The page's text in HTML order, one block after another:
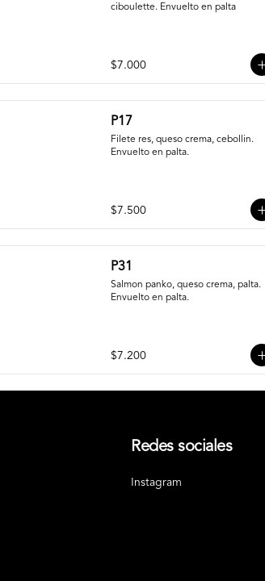
ciboulette. Envuelto en palta
$7.000
P17
Filete res, queso crema, cebollin.
Envuelto en palta.
$7.500
P31
Salmon panko, queso crema, palta.
Envuelto en palta.
$7.200
Redes sociales
Instagram